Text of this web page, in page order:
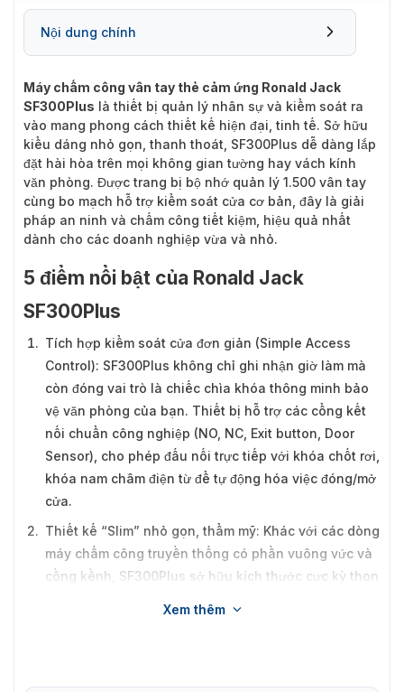
Nội dung chính
Máy chấm công vân tay thẻ cảm ứng Ronald Jack
SF300Plus là thiết bị quản lý nhân sự và kiểm soát ra
vào mang phong cách thiết kế hiện đại, tinh tế. Sở hữu
kiểu dáng nhỏ gọn, thanh thoát, SF300Plus dễ dàng lắp
đặt hài hòa trên mọi không gian tường hay vách kính
văn phòng. Được trang bị bộ nhớ quản lý 1.500 vân tay
cùng bo mạch hỗ trợ kiểm soát cửa cơ bản, đây là giải
pháp an ninh và chấm công tiết kiệm, hiệu quả nhất
dành cho các doanh nghiệp vừa và nhỏ.
5 điểm nổi bật của Ronald Jack
SF300Plus
Tích hợp kiểm soát cửa đơn giản (Simple Access
Control): SF300Plus không chỉ ghi nhận giờ làm mà
còn đóng vai trò là chiếc chìa khóa thông minh bảo
vệ văn phòng của bạn. Thiết bị hỗ trợ các cổng kết
nối chuẩn công nghiệp (NO, NC, Exit button, Door
Sensor), cho phép đấu nối trực tiếp với khóa chốt rơi,
khóa nam châm điện từ để tự động hóa việc đóng/mở
cửa.
Thiết kế “Slim” nhỏ gọn, thẩm mỹ: Khác với các dòng
máy chấm công truyền thống có phần vuông vức và
cồng kềnh, SF300Plus sở hữu kích thước cực kỳ thon
Xem thêm